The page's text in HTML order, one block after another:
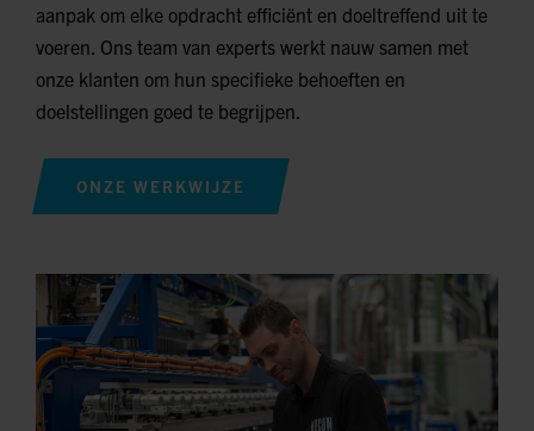
aanpak om elke opdracht efficiënt en doeltreffend uit te
voeren. Ons team van experts werkt nauw samen met
onze klanten om hun specifieke behoeften en
doelstellingen goed te begrijpen.
ONZE WERKWIJZE